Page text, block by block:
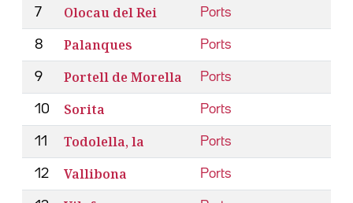
7 Olocau del Rei Ports
8 Palanques Ports
9 Portell de Morella Ports
10 Sorita Ports
11 Todolella, la Ports
12 Vallibona Ports